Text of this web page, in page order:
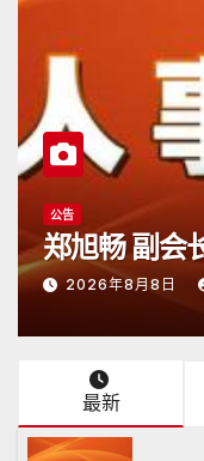
长委任状
日 ADMIN
最新